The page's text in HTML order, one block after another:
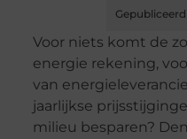
Voor niets komt de
energie rekening,
van
jaarlijkse
milieu besparen?